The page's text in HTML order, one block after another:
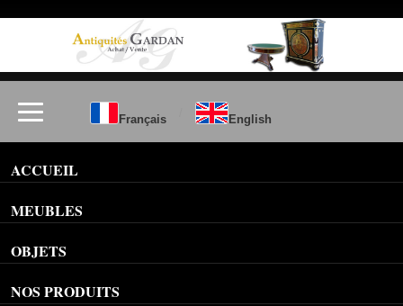
Français English
ACCUEIL
MEUBLES
OBJETS
NOS PRODUITS